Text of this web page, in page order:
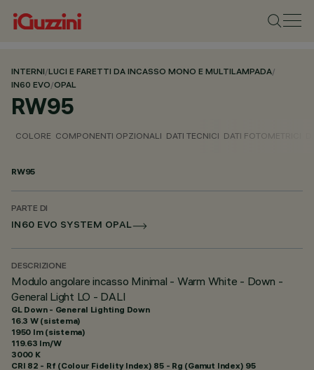
INTERNI/LUCI E FARETTI DA INCASSO MONO E MULTILAMPADA/
IN60 EVO/OPAL
RW95
COLORE COMPONENTI OPZIONALI DATI TECNICI DATI FOTOMETRICI
RW95
PARTE DI
IN60 EVO SYSTEM OPAL
DESCRIZIONE
Modulo angolare incasso Minimal - Warm White - Down -
General Light LO - DALI
GL Down - General Lighting Down
16.3 W (sistema)
1950 lm (sistema)
119.63 lm/W
3000 K
CRI 82 - Rf (Colour Fidelity Index) 85 - Rg (Gamut Index) 95